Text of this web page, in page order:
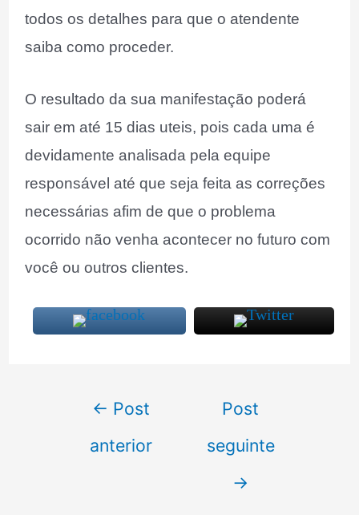
todos os detalhes para que o atendente
saiba como proceder.
O resultado da sua manifestação poderá
sair em até 15 dias uteis, pois cada uma é
devidamente analisada pela equipe
responsável até que seja feita as correções
necessárias afim de que o problema
ocorrido não venha acontecer no futuro com
você ou outros clientes.
Navegação
Post
← Post
anterior
Post
seguinte
→